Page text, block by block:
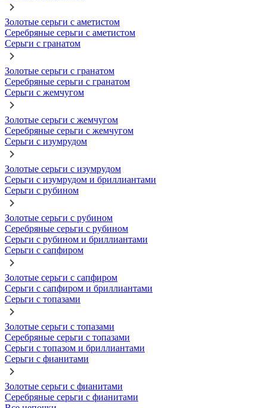
Золотые серьги с аметистом
Серебряные серьги с аметистом
Серьги с гранатом
Золотые серьги с гранатом
Серебряные серьги с гранатом
Серьги с жемчугом
Золотые серьги с жемчугом
Серебряные серьги с жемчугом
Серьги с изумрудом
Золотые серьги с изумрудом
Серьги с изумрудом и бриллиантами
Серьги с рубином
Золотые серьги с рубином
Серебряные серьги с рубином
Серьги с рубином и бриллиантами
Серьги с сапфиром
Золотые серьги с сапфиром
Серьги с сапфиром и бриллиантами
Серьги с топазами
Золотые серьги с топазами
Серебряные серьги с топазами
Серьги с топазом и бриллиантами
Серьги с фианитами
Золотые серьги с фианитами
Серебряные серьги с фианитами